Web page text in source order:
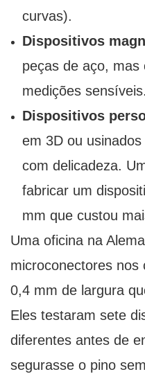
curvas).
Dispositivos
peças de aço,
medições sensíveis.
Dispositivos
em 3D ou
com delicadeza.
fabricar um
mm que custou
Uma oficina na
microconectores nos
0,4 mm de largura
Eles testaram sete
diferentes antes de
segurasse o pino